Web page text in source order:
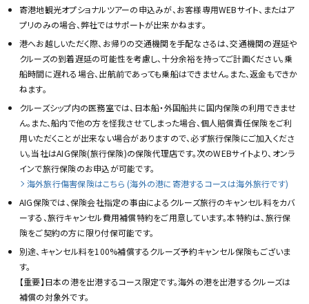
寄港地観光オプショナルツアーの申込みが、お客様専用WEBサイト、またはア
プリのみの場合、弊社ではサポートが出来かねます。
港へお越しいただく際、お帰りの交通機関を手配なさるは、交通機関の遅延や
クルーズの到着遅延の可能性を考慮し、十分余裕を持ってご計画ください。乗
船時間に遅れる場合、出航前であっても乗船はできません。また、返金もできか
ねます。
クルーズシップ内の医務室では、日本船・外国船共に国内保険の利用できませ
ん。また、船内で他の方を怪我させてしまった場合、個人賠償責任保険をご利
用いただくことが出来ない場合がありますので、必ず旅行保険にご加入くださ
い。当社はAIG保険(旅行保険)の保険代理店です。次のWEBサイトより、オンラ
インで旅行保険のお申込が可能です。
海外旅行傷害保険はこちら (海外の港に寄港するコースは海外旅行です)
AIG保険では、保険会社指定の事由によるクルーズ旅行のキャンセル料をカバ
ーする、旅行キャンセル費用補償特約をご用意しています。本特約は、旅行保
険をご契約の方に限り付保可能です。
別途、キャンセル料を100%補償するクルーズ予約キャンセル保険もございま
す。
【重要】日本の港を出港するコース限定です。海外の港を出港するクルーズは
補償の対象外です。